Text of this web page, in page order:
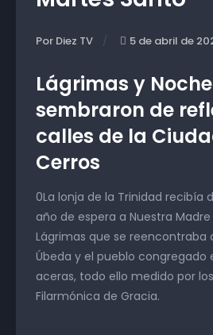
Por Diez TV 5 de abril de
Lágrimas y
sembraron de
calles de la
Cerros
0La lonja de la Trinidad recibía
año de espera a Nuestra
Lágrimas que se reencontraba
Úbeda y el pueblo congregado
aceras, todo ello medido por
Filarmónica de Gracia.